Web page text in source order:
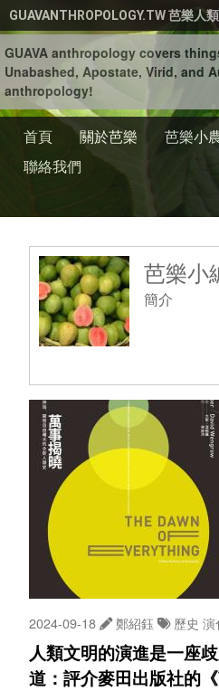
移至主內容
GUAVANTHROPOLOGY.TW 芭樂人
GUAVA anthropology covers
Unabashed, Apostate, Virid, and
anthropology!
首頁 關於芭樂 芭樂小
聯絡我們
芭樂小
簡介
2024-09-18 鄭紹鈺 歷史 演
人類文明的演進是一座
道：評介麥田出版社的《